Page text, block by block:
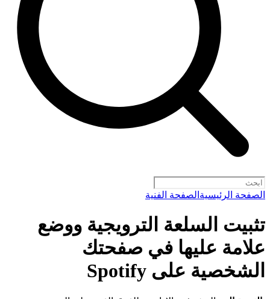
الصفحة الرئيسية الصفحة الفنية
تثبيت السلعة الترويجية ووضع
علامة عليها في صفحتك
الشخصية على Spotify